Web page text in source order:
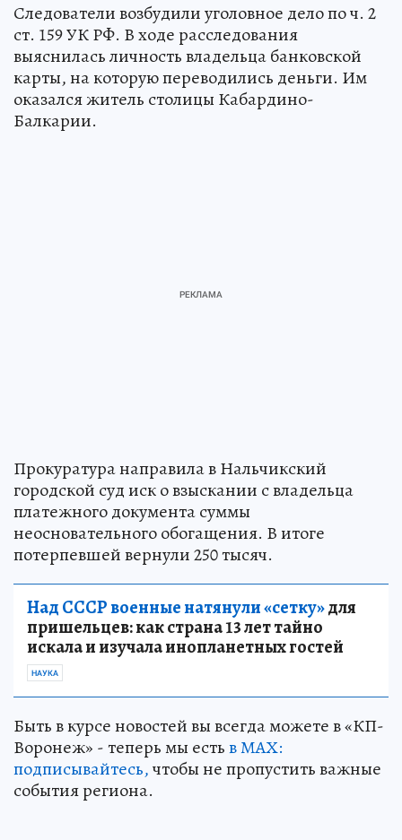
Следователи возбудили уголовное дело по ч. 2
ст. 159 УК РФ. В ходе расследования
выяснилась личность владельца банковской
карты, на которую переводились деньги. Им
оказался житель столицы Кабардино-
Балкарии.
Прокуратура направила в Нальчикский
городской суд иск о взыскании с владельца
платежного документа суммы
неосновательного обогащения. В итоге
потерпевшей вернули 250 тысяч.
Над СССР военные натянули «сетку»для
пришельцев: как страна 13 лет тайно
искала и изучала инопланетных гостей
НАУКА
Быть в курсе новостей вы всегда можете в «КП-
Воронеж» - теперь мы естьв МАХ:
подписывайтесь,чтобы не пропустить важные
события региона.